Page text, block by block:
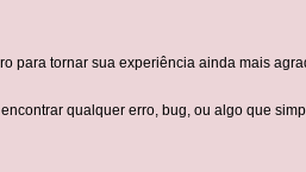
para tornar sua experiência ainda mais
qualquer erro, bug, ou algo que